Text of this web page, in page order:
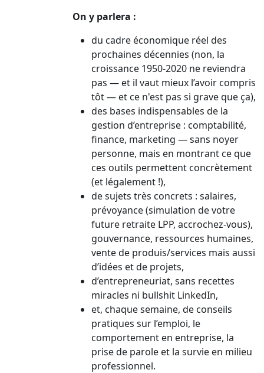
On y parlera :
du cadre économique réel des
prochaines décennies (non, la
croissance 1950-2020 ne reviendra
pas — et il vaut mieux l’avoir compris
tôt — et ce n'est pas si grave que ça),
des bases indispensables de la
gestion d’entreprise : comptabilité,
finance, marketing — sans noyer
personne, mais en montrant ce que
ces outils permettent concrètement
(et légalement !),
de sujets très concrets : salaires,
prévoyance (simulation de votre
future retraite LPP, accrochez-vous),
gouvernance, ressources humaines,
vente de produis/services mais aussi
d’idées et de projets,
d’entrepreneuriat, sans recettes
miracles ni bullshit LinkedIn,
et, chaque semaine, de conseils
pratiques sur l’emploi, le
comportement en entreprise, la
prise de parole et la survie en milieu
professionnel.